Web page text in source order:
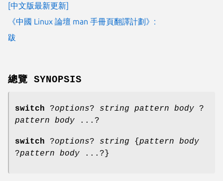
[中文版最新更新]
《中國 Linux 論壇 man 手冊頁翻譯計劃》:
跋
總覽 SYNOPSIS
switch ?options? string pattern body ?
pattern body
...?
switch ?options? string {pattern body
?pattern body ...?}